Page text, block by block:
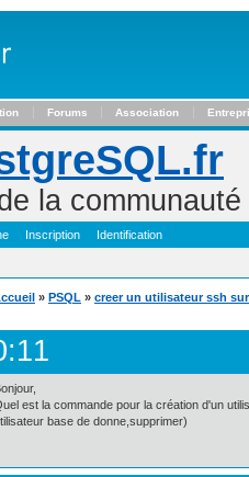
Forums Association
la
Inscription Identification
» PSQL » creer un utilisateur ssh
est la commande pour la création d'un
base de donne,supprimer)